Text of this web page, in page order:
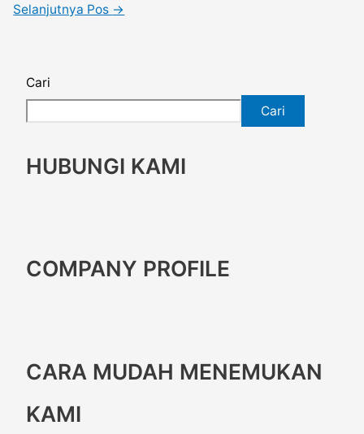
Selanjutnya Pos →
Cari
Cari
HUBUNGI KAMI
COMPANY PROFILE
CARA MUDAH MENEMUKAN
KAMI